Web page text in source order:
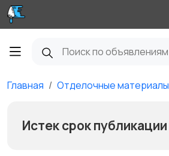
Главная Отделочные материалы
Истек срок публикации